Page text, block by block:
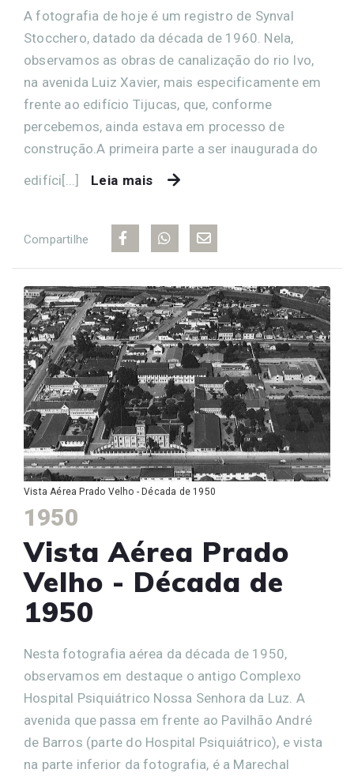
A fotografia de hoje é um registro de Synval
Stocchero, datado da década de 1960. Nela,
observamos as obras de canalização do rio Ivo,
na avenida Luiz Xavier, mais especificamente em
frente ao edifício Tijucas, que, conforme
percebemos, ainda estava em processo de
construção.A primeira parte a ser inaugurada do
edifíci[...]
Leia mais
Compartilhe
Vista Aérea Prado Velho - Década de 1950
1950
Vista Aérea Prado
Velho - Década de
1950
Nesta fotografia aérea da década de 1950,
observamos em destaque o antigo Complexo
Hospital Psiquiátrico Nossa Senhora da Luz. A
avenida que passa em frente ao Pavilhão André
de Barros (parte do Hospital Psiquiátrico), e vista
na parte inferior da fotografia, é a Marechal